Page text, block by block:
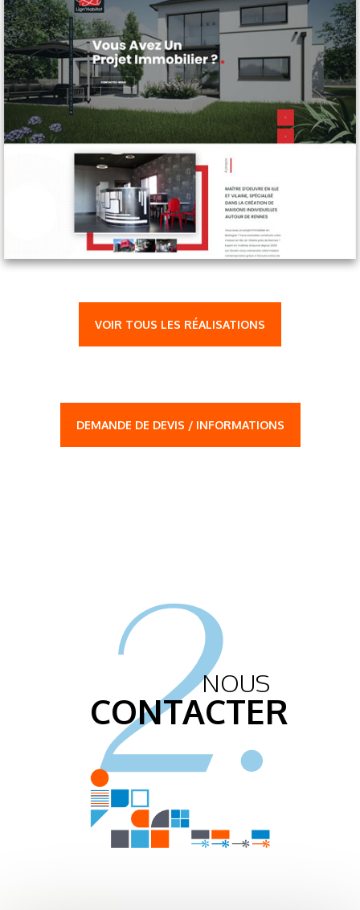
VOIR TOUS LES RÉALISATIONS
DEMANDE DE DEVIS / INFORMATIONS
2.
NOUS
CONTACTER